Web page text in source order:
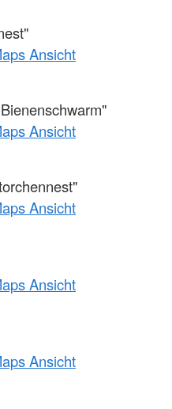
Ansicht
Ansicht
Ansicht
Ansicht
Ansicht